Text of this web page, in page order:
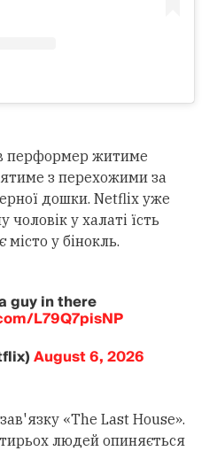
перформер житиме
з перехожими за
дошки. Netflix уже
чоловік у халаті їсть
місто у бінокль.
guy in there
L79Q7pisNP
August 6, 2026
«The Last House».
людей опиняється